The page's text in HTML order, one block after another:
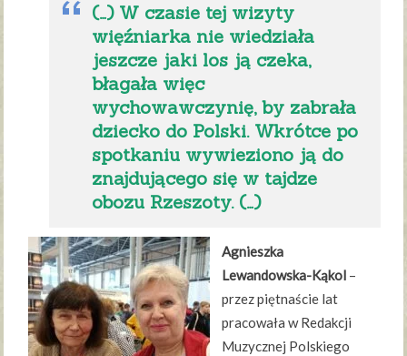
(…) W czasie tej wizyty
więźniarka nie wiedziała
jeszcze jaki los ją czeka,
błagała więc
wychowawczynię, by zabrała
dziecko do Polski. Wkrótce po
spotkaniu wywieziono ją do
znajdującego się w tajdze
obozu Rzeszoty. (…)
Agnieszka
Lewandowska-Kąkol –
przez piętnaście lat
pracowała w Redakcji
Muzycznej Polskiego